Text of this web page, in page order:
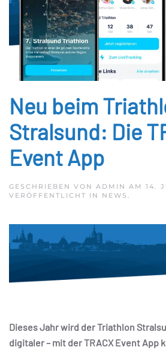
Neu beim
Stralsund: Die
Event App
GESCHRIEBEN VON ADMIN AM 14.
VERÖFFENTLICHT IN NEWS .
Dieses Jahr wird der Triathlon
digitaler – mit der TRACX Event App